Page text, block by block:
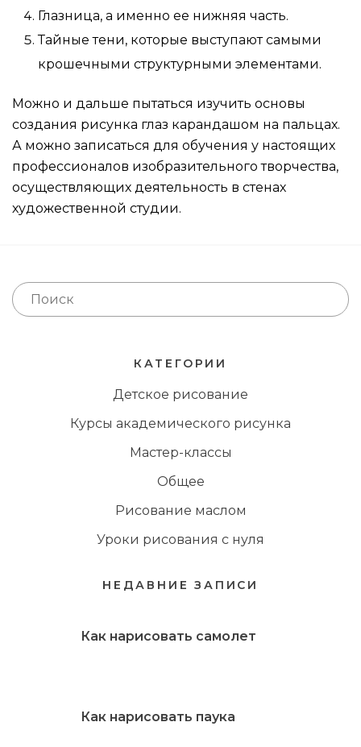
Глазница, а именно ее нижняя часть.
Тайные тени, которые выступают самыми
крошечными структурными элементами.
Можно и дальше пытаться изучить основы
создания рисунка глаз карандашом на пальцах.
А можно записаться для обучения у настоящих
профессионалов изобразительного творчества,
осуществляющих деятельность в стенах
художественной студии.
КАТЕГОРИИ
Детское рисование
Курсы академического рисунка
Мастер-классы
Общее
Рисование маслом
Уроки рисования с нуля
НЕДАВНИЕ ЗАПИСИ
Как нарисовать самолет
Как нарисовать паука